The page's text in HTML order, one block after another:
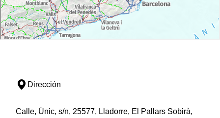
Dirección
Calle, Únic, s/n, 25577, Lladorre, El Pallars Sobirà,